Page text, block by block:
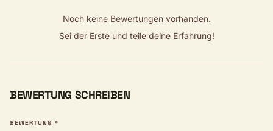
Noch keine Bewertungen vorhanden.
Sei der Erste und teile deine Erfahrung!
BEWERTUNG SCHREIBEN
BEWERTUNG *